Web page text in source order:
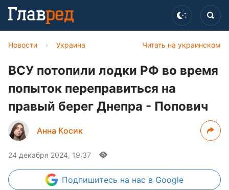
Читать на украинском
Новости › Украина
ВСУ потопили лодки РФ во время
попыток переправиться на
правый берег Днепра - Попович
Анна Косик
24 декабря 2024, 19:37
Подпишитесь на нас в Google